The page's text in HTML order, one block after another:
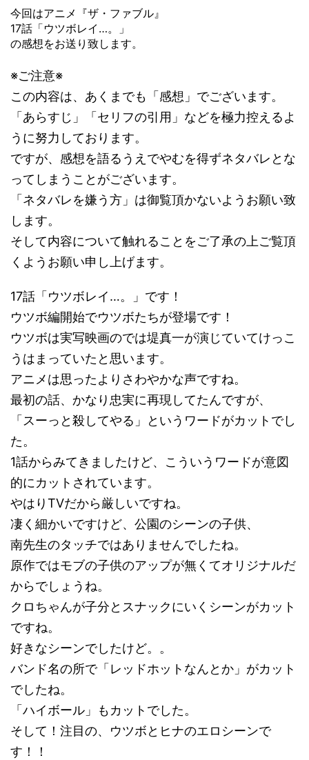
今回はアニメ『ザ・ファブル』
17話「ウツボレイ…。」
の感想をお送り致します。
※ご注意※
この内容は、あくまでも「感想」でございます。
「あらすじ」「セリフの引用」などを極力控えるよ
うに努力しております。
ですが、感想を語るうえでやむを得ずネタバレとな
ってしまうことがございます。
「ネタバレを嫌う方」は御覧頂かないようお願い致
します。
そして内容について触れることをご了承の上ご覧頂
くようお願い申し上げます。
17話「ウツボレイ…。」です！
ウツボ編開始でウツボたちが登場です！
ウツボは実写映画のでは堤真一が演じていてけっこ
うはまっていたと思います。
アニメは思ったよりさわやかな声ですね。
最初の話、かなり忠実に再現してたんですが、
「スーっと殺してやる」というワードがカットでし
た。
1話からみてきましたけど、こういうワードが意図
的にカットされています。
やはりTVだから厳しいですね。
凄く細かいですけど、公園のシーンの子供、
南先生のタッチではありませんでしたね。
原作ではモブの子供のアップが無くてオリジナルだ
からでしょうね。
クロちゃんが子分とスナックにいくシーンがカット
ですね。
好きなシーンでしたけど。。
バンド名の所で「レッドホットなんとか」がカット
でしたね。
「ハイボール」もカットでした。
そして！注目の、ウツボとヒナのエロシーンで
す！！